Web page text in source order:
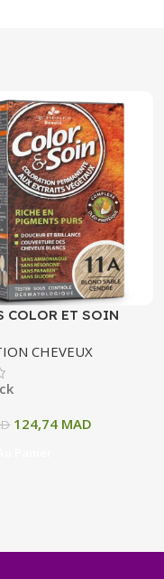
COLOR ET SOIN
SABLE CENDRE 135
CHEVEUX
124,74 MAD